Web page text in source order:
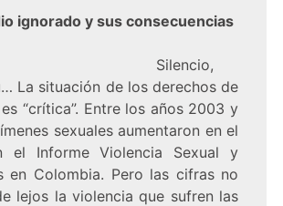
ignorado y sus consecuencias
Silencio,
La situación de los derechos de
“crítica”. Entre los años 2003 y
sexuales aumentaron en el
el Informe Violencia Sexual y
en Colombia. Pero las cifras no
lejos la violencia que sufren las